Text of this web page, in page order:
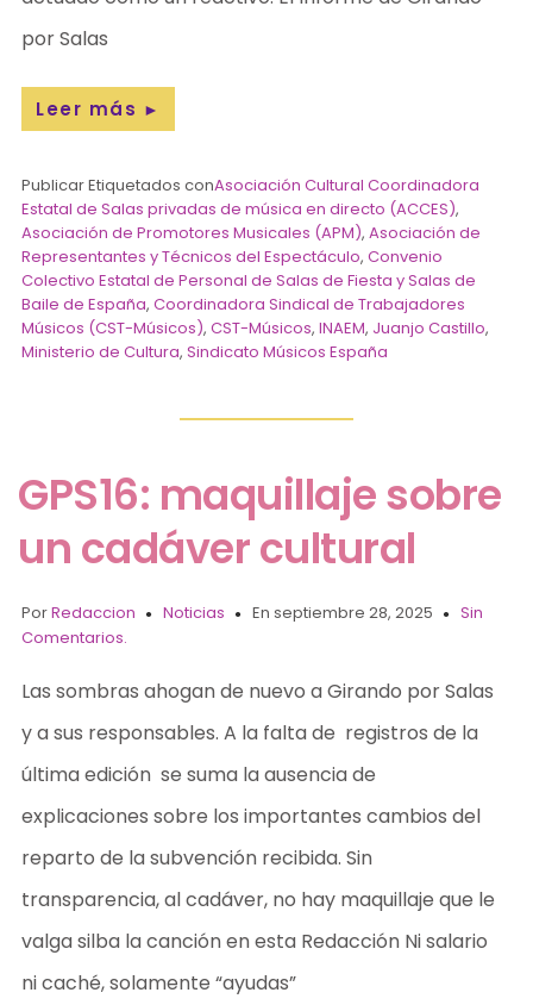
por Salas
Leer más ►
Publicar Etiquetados conAsociación Cultural Coordinadora
Estatal de Salas privadas de música en directo (ACCES),
Asociación de Promotores Musicales (APM),Asociación de
Representantes y Técnicos del Espectáculo,Convenio
Colectivo Estatal de Personal de Salas de Fiesta y Salas de
Baile de España,Coordinadora Sindical de Trabajadores
Músicos (CST-Músicos),CST-Músicos,INAEM, Juanjo Castillo,
Ministerio de Cultura,Sindicato Músicos España
GPS16: maquillaje sobre
un cadáver cultural
PorRedaccion Noticias En septiembre 28, 2025
Sin
Comentarios.
Las sombras ahogan de nuevo a Girando por Salas
y a sus responsables. A la falta de registros de la
última edición se suma la ausencia de
explicaciones sobre los importantes cambios del
reparto de la subvención recibida. Sin
transparencia, al cadáver, no hay maquillaje que le
valga silba la canción en esta Redacción Ni salario
ni caché, solamente “ayudas”